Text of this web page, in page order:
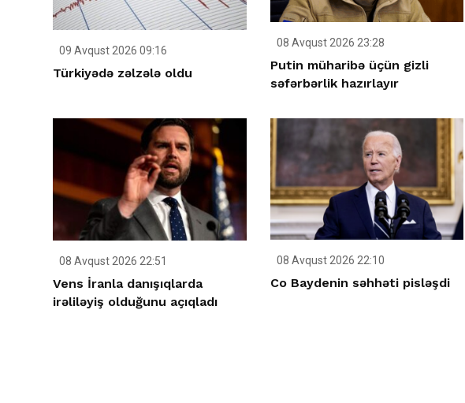
09 Avqust 2026 09:16
Türkiyədə zəlzələ oldu
08 Avqust 2026 23:28
Putin müharibə üçün gizli
səfərbərlik hazırlayır
08 Avqust 2026 22:51
Vens İranla danışıqlarda
irəliləyiş olduğunu açıqladı
08 Avqust 2026 22:10
Co Baydenin səhhəti pisləşdi